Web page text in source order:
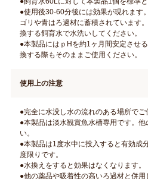
●使用後30-60分後には効果が現れます
ゴリや青はろ過材に蓄積されています
換する飼育水で水洗いしてください。
●本製品にはｐHを約1ヶ月間安定させ
換する際もそのままご使用ください。
使用上の注意
●完全に水没し水の流れのある場所でご
●本製品は淡水観賞魚水槽専用です。
い。
●本製品は1度水中に投入すると有効成
度限りです。
●水換えをすると効果はなくなります。
●他の薬品や吸着性の高いろ過材と併用